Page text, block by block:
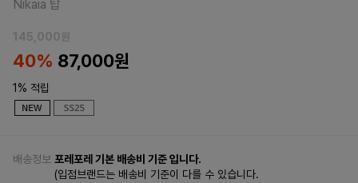
Nikaia 탑
145,000원
40% 87,000원
1% 적립
배송정보 포레포레 기본 배송비 기준 입니다.
(입점브랜드는 배송비 기준이 다를 수 있습니다.